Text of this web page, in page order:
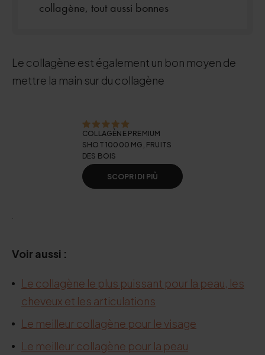
collagène, tout aussi bonnes
Le collagène est également un bon moyen de
mettre la main sur du collagène
COLLAGÈNE PREMIUM
SHOT 10000 MG, FRUITS
DES BOIS
SCOPRI DI PIÙ
Voir aussi :
Le collagène le plus puissant pour la peau, les
cheveux et les articulations
Le meilleur collagène pour le visage
Le meilleur collagène pour la peau